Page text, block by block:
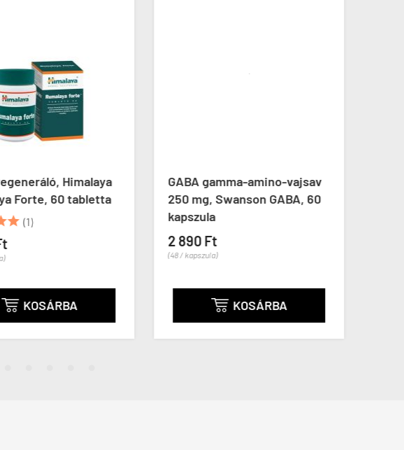
Himalaya
Forte, 60 tabletta
 (1)
 KOSÁRBA
GABA gamma-amino-vajsav
250 mg, Swanson GABA, 60
kapszula
2 890 Ft
(48 / kapszula)
 KOSÁRBA